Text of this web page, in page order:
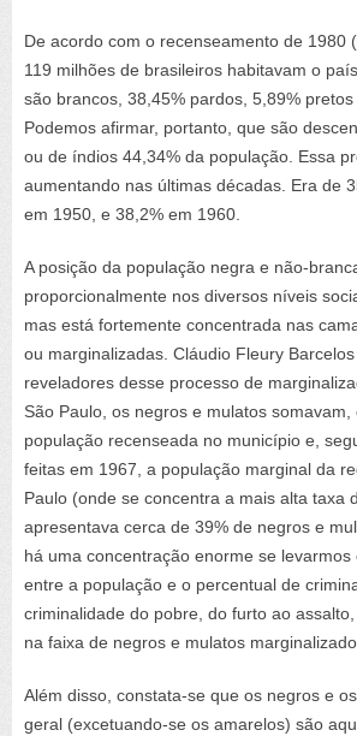
De acordo com o recenseamento de 1980
119 milhões de brasileiros habitavam o
são brancos, 38,45% pardos, 5,89% pretos
Podemos afirmar, portanto, que são
ou de índios 44,34% da população. Essa
aumentando nas últimas décadas. Era de
em 1950, e 38,2% em 1960.
A posição da população negra e não-
proporcionalmente nos diversos níveis
mas está fortemente concentrada nas
ou marginalizadas. Cláudio Fleury
reveladores desse processo de
São Paulo, os negros e mulatos
população recenseada no município e,
feitas em 1967, a população marginal da
Paulo (onde se concentra a mais alta taxa
apresentava cerca de 39% de negros e
há uma concentração enorme se
entre a população e o percentual de
criminalidade do pobre, do furto ao
na faixa de negros e mulatos
Além disso, constata-se que os negros e
geral (excetuando-se os amarelos) são